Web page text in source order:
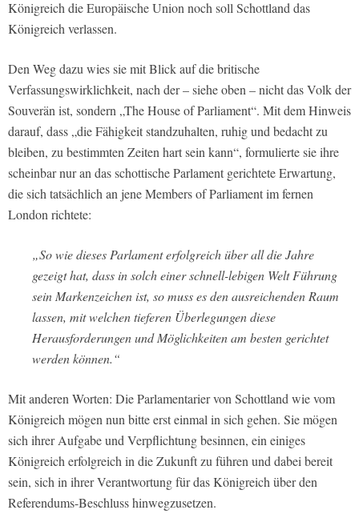
Königreich die Europäische Union noch soll Schottland das
Königreich verlassen.
Den Weg dazu wies sie mit Blick auf die britische
Verfassungswirklichkeit, nach der – siehe oben – nicht das Volk der
Souverän ist, sondern „The House of Parliament“. Mit dem Hinweis
darauf, dass „die Fähigkeit standzuhalten, ruhig und bedacht zu
bleiben, zu bestimmten Zeiten hart sein kann“, formulierte sie ihre
scheinbar nur an das schottische Parlament gerichtete Erwartung,
die sich tatsächlich an jene Members of Parliament im fernen
London richtete:
„So wie dieses Parlament erfolgreich über all die Jahre
gezeigt hat, dass in solch einer schnell-lebigen Welt Führung
sein Markenzeichen ist, so muss es den ausreichenden Raum
lassen, mit welchen tieferen Überlegungen diese
Herausforderungen und Möglichkeiten am besten gerichtet
werden können.“
Mit anderen Worten: Die Parlamentarier von Schottland wie vom
Königreich mögen nun bitte erst einmal in sich gehen. Sie mögen
sich ihrer Aufgabe und Verpflichtung besinnen, ein einiges
Königreich erfolgreich in die Zukunft zu führen und dabei bereit
sein, sich in ihrer Verantwortung für das Königreich über den
Referendums-Beschluss hinwegzusetzen.